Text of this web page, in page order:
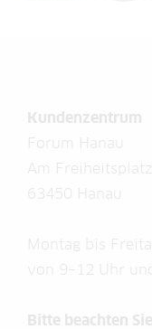
Kundenzentrum
Forum Hanau
Am Freiheitsplatz
63450 Hanau
Montag bis
von 9–12 Uhr
Bitte beachten